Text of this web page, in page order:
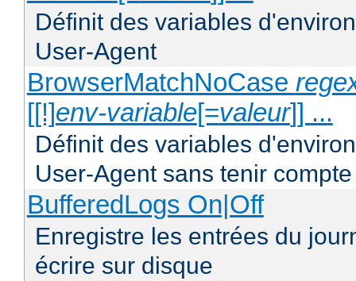
Définit des variables
User-Agent
BrowserMatchNoCase
[[!]env-variable[=valeur]] ...
Définit des variables
User-Agent sans tenir
BufferedLogs On|Off
Enregistre les entrées du
écrire sur disque